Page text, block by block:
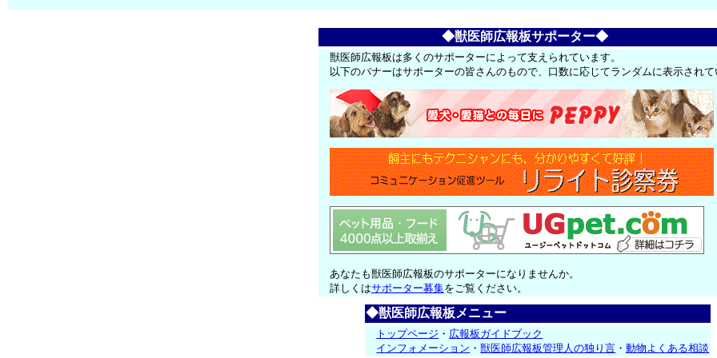
◆獣医師広報板サポーター◆
獣医師広報板は多くのサポーターによって支えられています。
以下のバナーはサポーターの皆さんのもので、口数に応じてランダムに表示され
あなたも獣医師広報板のサポーターになりませんか。
詳しくはサポーター募集をご覧ください。
◆獣医師広報板メニュー
トップページ ・ 広報板ガイドブック
インフォメーション ・獣医師広報板管理人の独り言 ・動物よくある相談